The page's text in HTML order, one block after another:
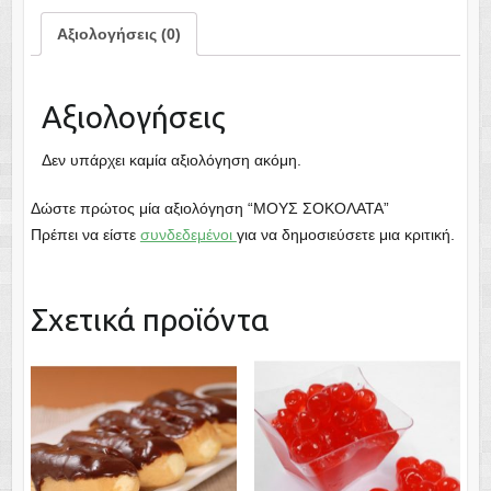
Αξιολογήσεις (0)
Αξιολογήσεις
Δεν υπάρχει καμία αξιολόγηση ακόμη.
Δώστε πρώτος μία αξιολόγηση “ΜΟΥΣ ΣΟΚΟΛΑΤΑ”
Πρέπει να είστε συνδεδεμένοι για να δημοσιεύσετε μια κριτική.
Σχετικά προϊόντα